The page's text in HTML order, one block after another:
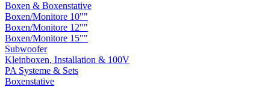
Boxen & Boxenstative
Boxen/Monitore 10""
Boxen/Monitore 12""
Boxen/Monitore 15""
Subwoofer
Kleinboxen, Installation & 100V
PA Systeme & Sets
Boxenstative